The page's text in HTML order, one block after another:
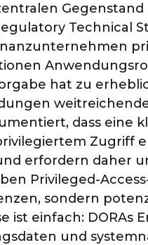
Technical
hat zu
dass
Zugriff
erfordern daher
Privileged-
sondern
ist einfach:
und